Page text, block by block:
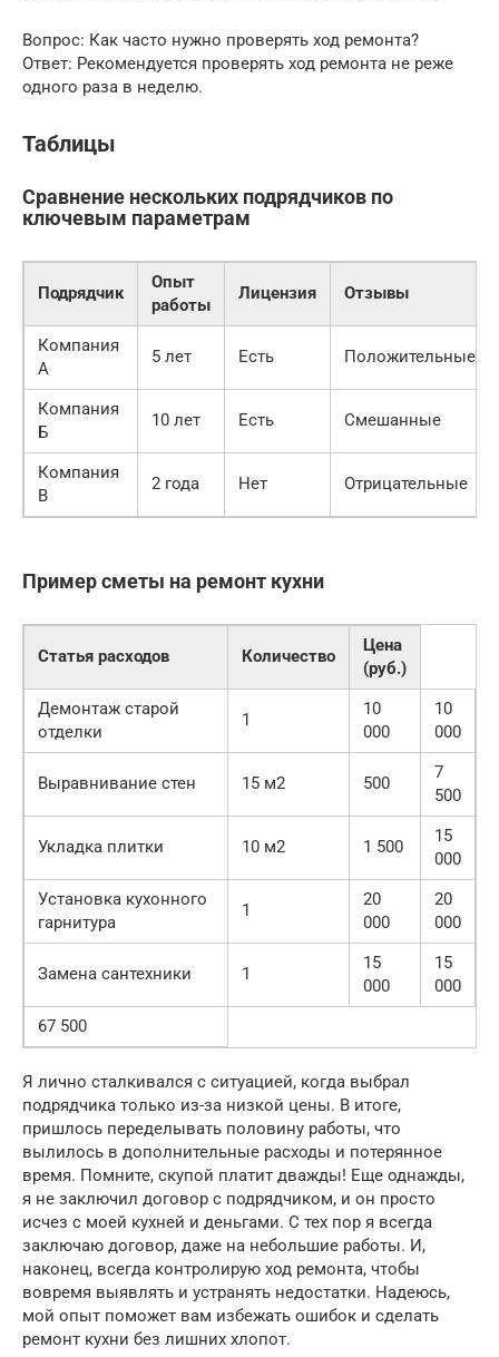
Вопрос: Как часто нужно проверять ход ремонта?
Ответ: Рекомендуется проверять ход ремонта не реже
одного раза в неделю.
Таблицы
Сравнение нескольких подрядчиков по
ключевым параметрам
Подрядчик
Опыт
работы
Лицензия Отзывы
Компания
А
5 лет Есть Положительные
Компания
Б
10 лет Есть Смешанные
Компания
В
2 года Нет Отрицательные
Пример сметы на ремонт кухни
Статья расходов Количество
Цена
(руб.)
Демонтаж старой
отделки
1
10
000
10
000
Выравнивание стен 15 м2 500
7
500
Укладка плитки 10 м2 1 500
15
000
Установка кухонного
гарнитура
1
20
000
20
000
Замена сантехники 1
15
000
15
000
67 500
Я лично сталкивался с ситуацией, когда выбрал
подрядчика только из-за низкой цены. В итоге,
пришлось переделывать половину работы, что
вылилось в дополнительные расходы и потерянное
время. Помните, скупой платит дважды! Еще однажды,
я не заключил договор с подрядчиком, и он просто
исчез с моей кухней и деньгами. С тех пор я всегда
заключаю договор, даже на небольшие работы. И,
наконец, всегда контролирую ход ремонта, чтобы
вовремя выявлять и устранять недостатки. Надеюсь,
мой опыт поможет вам избежать ошибок и сделать
ремонт кухни без лишних хлопот.